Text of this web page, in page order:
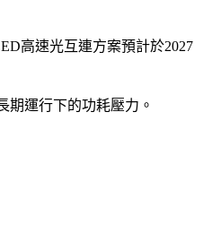
高速光互連方案預計於2027
期運行下的功耗壓力。